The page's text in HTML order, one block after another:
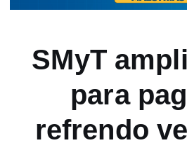
SMyT
para
refrendo